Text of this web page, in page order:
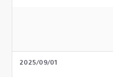
2025/09/01